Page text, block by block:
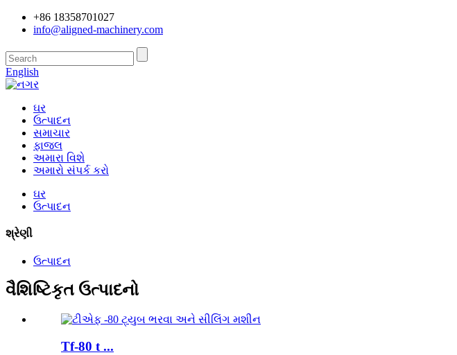
+86 18358701027
info@aligned-machinery.com
English
ઘર
ઉત્પાદન
સમાચાર
ફાજલ
અમારા વિશે
અમારો સંપર્ક કરો
ઘર
ઉત્પાદન
શ્રેણી
ઉત્પાદન
વૈશિષ્ટિકૃત ઉત્પાદનો
Tf-80 t ...